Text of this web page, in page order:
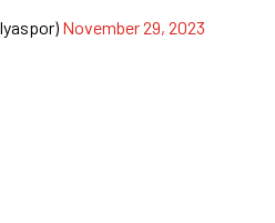
November 29, 2023